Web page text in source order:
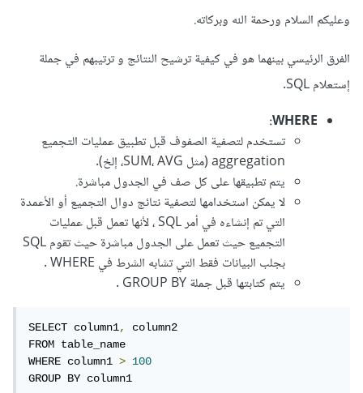
وعليكم السلام ورحمة الله وبركاته.
الفرق الرئيسي بينهما هو في كيفية ترشيح النتائج و ترتيبهم في جملة
إستعلام SQL.
WHERE:
تستخدم لتصفية الصفوف قبل تطبيق عمليات التجميع
aggregation (مثل SUM، AVG، إلخ).
يتم تطبيقها على كل صف في الجدول مباشرة.
لا يمكن استخدامها لتصفية نتائج دوال التجميع أو الأعمدة
التي تم إنشاءه في أمر SQL ، لأنها تعمل قبل عمليات
التجميع حيث تعمل على الجدول مباشرة حيث تقوم SQL
بجلب البيانات فقط التي تشابه الشرط في WHERE .
يتم كتابتها قبل جملة GROUP BY .
SELECT column1,
column2
FROM table_name
WHERE column1 >
100
GROUP BY column1